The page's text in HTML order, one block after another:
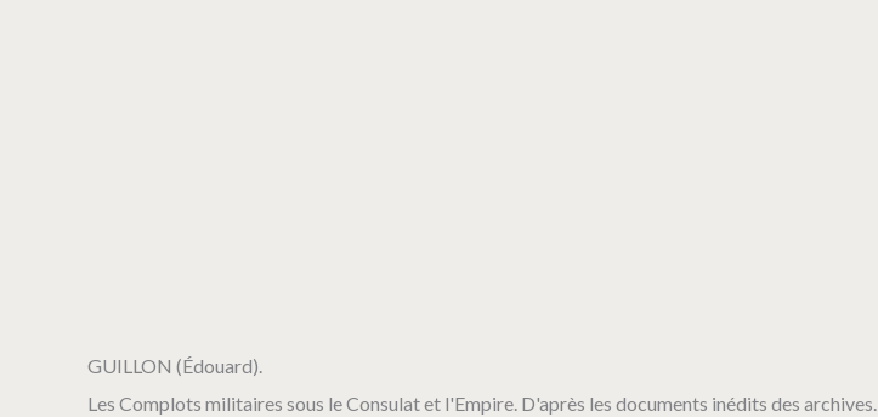
GUILLON (Édouard).
Les Complots militaires sous le Consulat et l'Empire. D'après les documents inédits des archives.